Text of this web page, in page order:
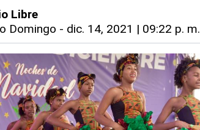
Libre
Domingo - dic. 14, 2021 | 09:22 p. m.